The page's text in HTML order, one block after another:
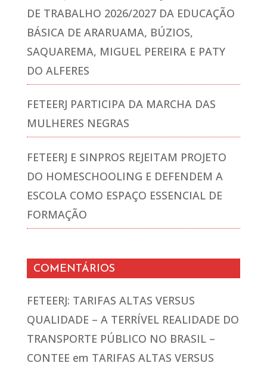
DE TRABALHO 2026/2027 DA EDUCAÇÃO
BÁSICA DE ARARUAMA, BÚZIOS,
SAQUAREMA, MIGUEL PEREIRA E PATY
DO ALFERES
FETEERJ PARTICIPA DA MARCHA DAS
MULHERES NEGRAS
FETEERJ E SINPROS REJEITAM PROJETO
DO HOMESCHOOLING E DEFENDEM A
ESCOLA COMO ESPAÇO ESSENCIAL DE
FORMAÇÃO
COMENTÁRIOS
FETEERJ: TARIFAS ALTAS VERSUS
QUALIDADE – A TERRÍVEL REALIDADE DO
TRANSPORTE PÚBLICO NO BRASIL –
CONTEE em TARIFAS ALTAS VERSUS